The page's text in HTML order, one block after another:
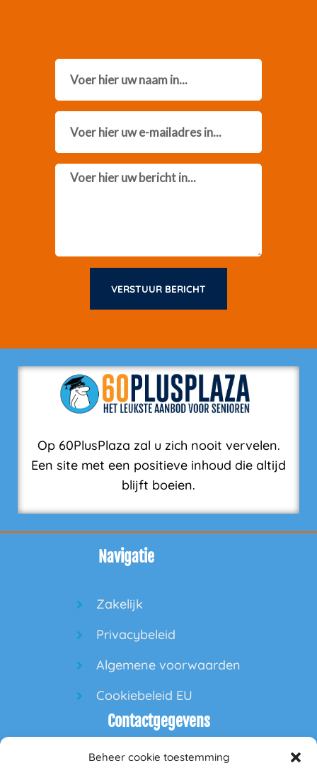
Beheer cookie toestemming
Message
VERSTUUR BERICHT
Op 60PlusPlaza zal u zich nooit vervelen.
Een site met een positieve inhoud die altijd
blijft boeien.
Navigatie
Zakelijk
Privacybeleid
Algemene voorwaarden
Cookiebeleid EU
Contactgegevens